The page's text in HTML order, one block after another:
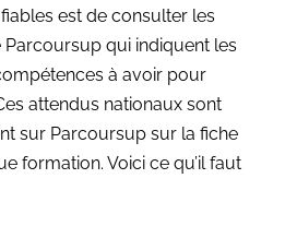
est de consulter les
qui indiquent les
à avoir pour
attendus nationaux sont
sur Parcoursup sur la fiche
formation. Voici ce qu’il faut